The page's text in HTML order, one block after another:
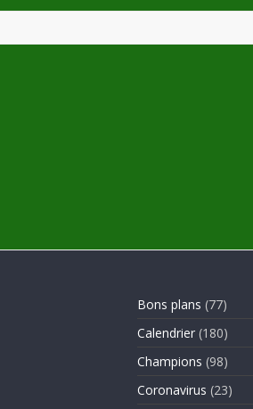
Bons plans (77)
Calendrier (180)
Champions (98)
Coronavirus (23)